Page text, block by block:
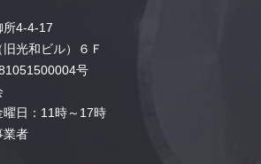
所4-4-17
光和ビル）６Ｆ
号
日：11時～17時
業者